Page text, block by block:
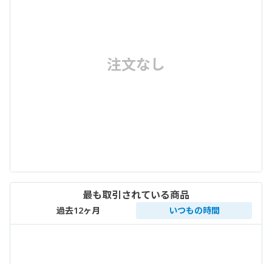
注文なし
最も取引されている商品
過去12ヶ月 いつもの時間